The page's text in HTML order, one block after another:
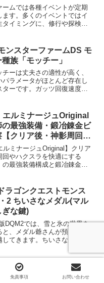
ームでは各種イベントが定期
ます。多くのイベントではイ
イミングに、修行や探検な
年12月1週以降の3、6、9、
...
ンスターファームDS モ
族「モッチー」
ーは丈夫さの適性が高く、
パラメータがほとんど存在し
ターです。ガッツ回復速度が
育成特徴ハイタフネスエサの
好みは1が...
エルミナージュOriginal
の最強装備・鍛冶錬金ビ
【クリア後・神影周回向
ルミナージュOriginal】クリア
回やハクスラを快適にする
の最強装備構成と鍛冶錬金ビ
確保を両立した最終到達点の
示します。
ラゴンクエストモンス
2 ちいさなメダル(マル
ぎな鍵)
DQM2では、雪と氷の世界を
と、メダル爺さんが預り所の
してきます。ちいさなメダル
できます。本作では累積制、
両方のシステムになりまし
なメダル(マ...
ンスターファームDS モ
種族「ジョーカー」
免責事項 お問い合わせ